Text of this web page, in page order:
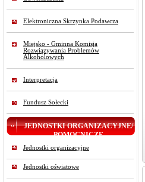
Elektroniczna Skrzynka Podawcza
Miejsko - Gminna Komisja
Rozwiązywania Problemów
Alkoholowych
Interpretacja
Fundusz Sołecki
JEDNOSTKI ORGANIZACYJNE/
POMOCNICZE
Jednostki organizacyjne
Jednostki oświatowe